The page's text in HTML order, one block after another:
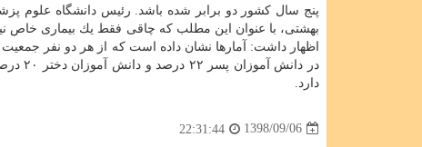
پنج سال كشور دو برابر شده باشد. رئیس دانشگاه علوم
بهشتی، با عنوان این مطلب كه چاقی فقط یك بیماری خاص
در
دارد.
1398/09/06
22:31:44